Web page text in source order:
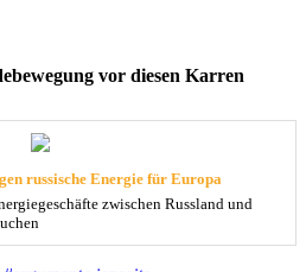
vor diesen Karren
russische Energie für Europa
zwischen Russland und